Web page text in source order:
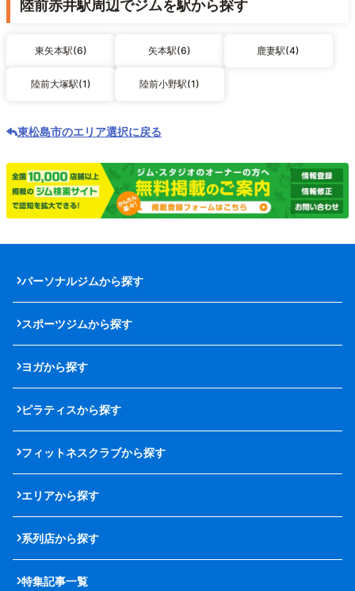
陸前赤井駅周辺でジムを駅から探す
東矢本駅(6) 矢本駅(6) 鹿妻駅(4)
陸前大塚駅(1) 陸前小野駅(1)
東松島市のエリア選択に戻る
パーソナルジムから探す
スポーツジムから探す
ヨガから探す
ピラティスから探す
フィットネスクラブから探す
エリアから探す
系列店から探す
特集記事一覧